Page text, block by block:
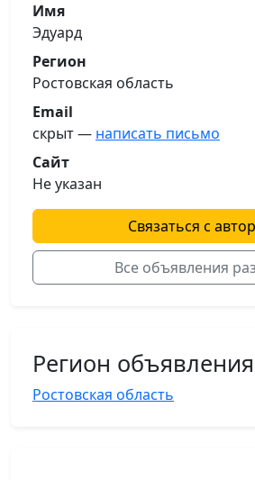
Имя
Эдуард
Регион
Ростовская область
Email
скрыт — написать письмо
Сайт
Не указан
Связаться с
Все объявления
Регион объявления
Ростовская область